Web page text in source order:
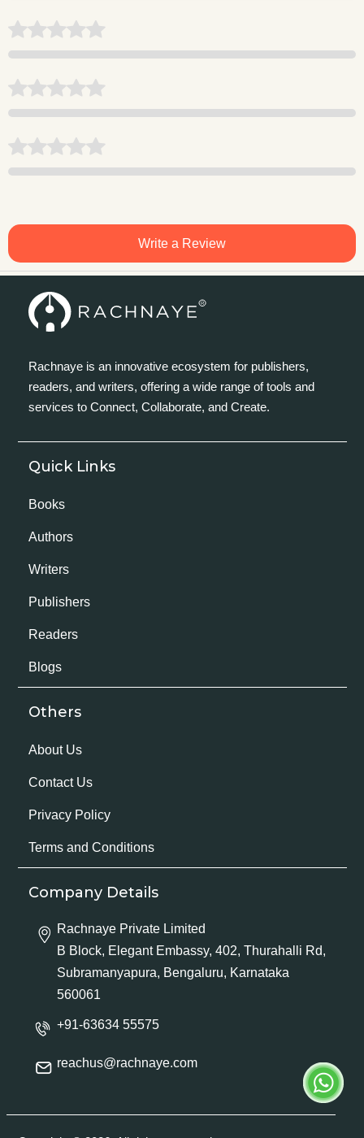
Write a Review
Rachnaye is an innovative ecosystem for publishers,
readers, and writers, offering a wide range of tools and
services to Connect, Collaborate, and Create.
Quick Links
Books
Authors
Writers
Publishers
Readers
Blogs
Others
About Us
Contact Us
Privacy Policy
Terms and Conditions
Company Details
Rachnaye Private Limited
B Block, Elegant Embassy, 402, Thurahalli Rd,
Subramanyapura, Bengaluru, Karnataka
560061
+91-63634 55575
reachus@rachnaye.com